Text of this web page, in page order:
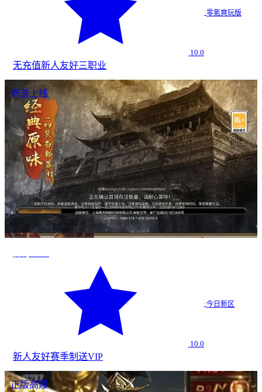
10.0
·零氪爽玩版
无充值新人友好三职业
新游上线
10.0
·今日新区
新人友好赛季制 送VIP
正版高爆